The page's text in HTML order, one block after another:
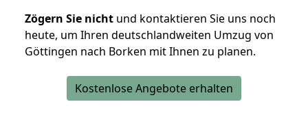
Zögern Sie nicht und kontaktieren Sie uns noch
heute, um Ihren deutschlandweiten Umzug von
Göttingen nach Borken mit Ihnen zu planen.
Kostenlose Angebote erhalten